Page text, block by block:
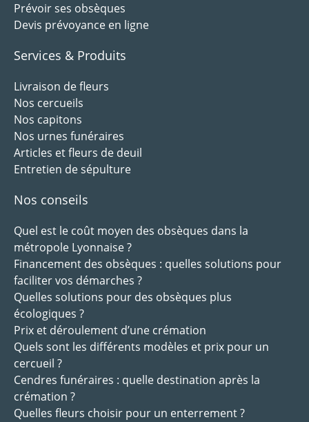
Prévoir ses obsèques
Devis prévoyance en ligne
Services & Produits
Livraison de fleurs
Nos cercueils
Nos capitons
Nos urnes funéraires
Articles et fleurs de deuil
Entretien de sépulture
Nos conseils
Quel est le coût moyen des obsèques dans la
métropole Lyonnaise ?
Financement des obsèques : quelles solutions pour
faciliter vos démarches ?
Quelles solutions pour des obsèques plus
écologiques ?
Prix et déroulement d’une crémation
Quels sont les différents modèles et prix pour un
cercueil ?
Cendres funéraires : quelle destination après la
crémation ?
Quelles fleurs choisir pour un enterrement ?